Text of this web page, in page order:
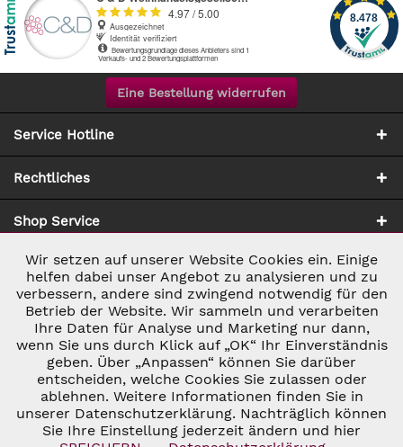
Eine Bestellung widerrufen
Service Hotline
Rechtliches
Shop Service
Zahlung & Versand
* ALLE PREISE INKL. GESETZL. UMSATZSTEUER ZZGL.
VERSANDKOSTEN UND GGF. NACHNAHMEGEBÜHREN, WENN NICHT
ANDERS BESCHRIEBEN
© 2026 C&D WEINHANDEL - ALL RIGHTS RESERVED. THEME BY
Notwendig Aktiv
Marketing Inaktiv
Tracking Inaktiv
Personalisierung Inaktiv
Wir setzen auf unserer Website Cookies ein. Einige
helfen dabei unser Angebot zu analysieren und zu
verbessern, andere sind zwingend notwendig für den
Betrieb der Website. Wir sammeln und verarbeiten
Ihre Daten für Analyse und Marketing nur dann,
wenn Sie uns durch Klick auf „OK“ Ihr Einverständnis
geben. Über „Anpassen“ können Sie darüber
entscheiden, welche Cookies Sie zulassen oder
ablehnen. Weitere Informationen finden Sie in
unserer Datenschutzerklärung. Nachträglich können
Sie Ihre Einstellung jederzeit ändern und hier